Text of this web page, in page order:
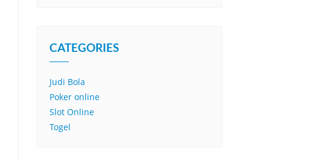
CATEGORIES
Judi Bola
Poker online
Slot Online
Togel